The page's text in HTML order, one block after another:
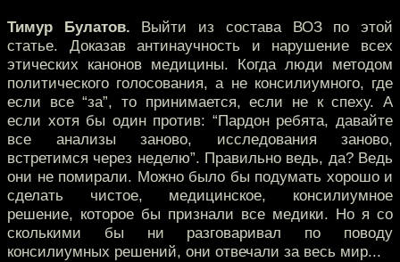
Тимур Булатов. Выйти из состава ВОЗ по этой
статье. Доказав антинаучность и нарушение всех
этических канонов медицины. Когда люди методом
политического голосования, а не консилиумного, где
если все “за”, то принимается, если не к спеху. А
если хотя бы один против: “Пардон ребята, давайте
все анализы заново, исследования заново,
встретимся через неделю”. Правильно ведь, да? Ведь
они не помирали. Можно было бы подумать хорошо и
сделать чистое, медицинское, консилиумное
решение, которое бы признали все медики. Но я со
сколькими бы ни разговаривал по поводу
консилиумных решений, они отвечали за весь мир...